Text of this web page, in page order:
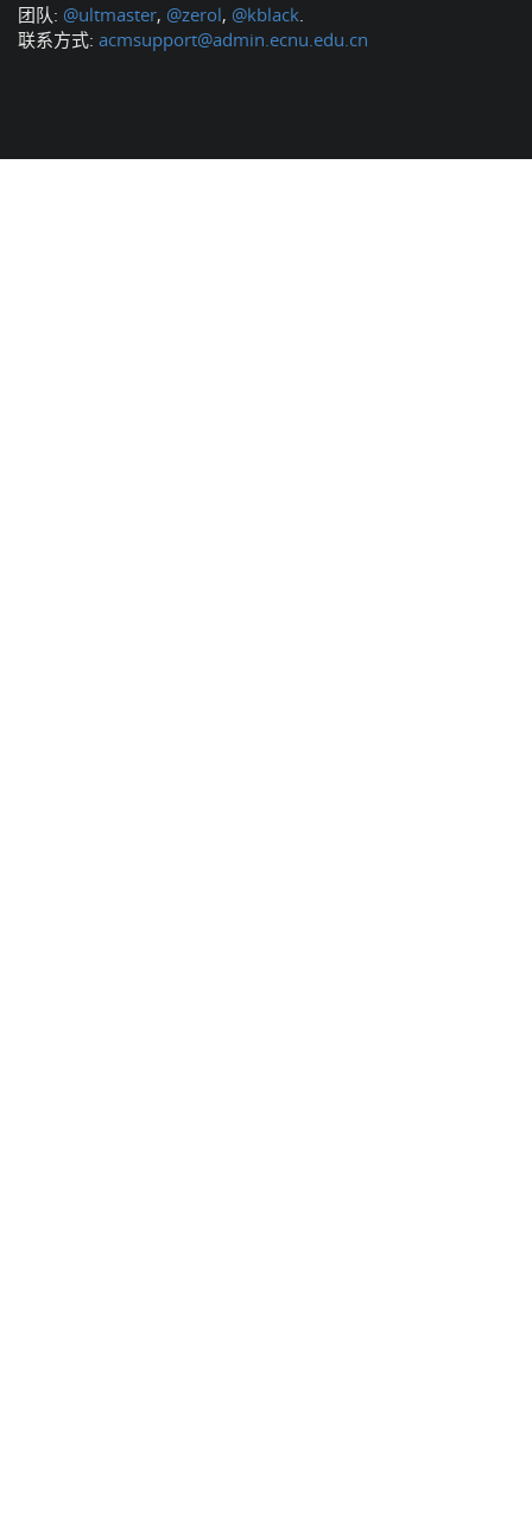
团队: @ultmaster, @zerol, @kblack
联系方式: acmsupport@admin.ecnu.edu.cn